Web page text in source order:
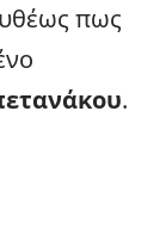
πως
.